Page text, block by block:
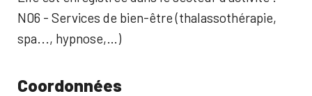
N06 - Services de bien-être (thalassothérapie,
spa..., hypnose,…)
Coordonnées